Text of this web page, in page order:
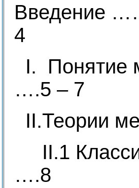
4
I.
….5 – 7
II.Теории
II.1
….8